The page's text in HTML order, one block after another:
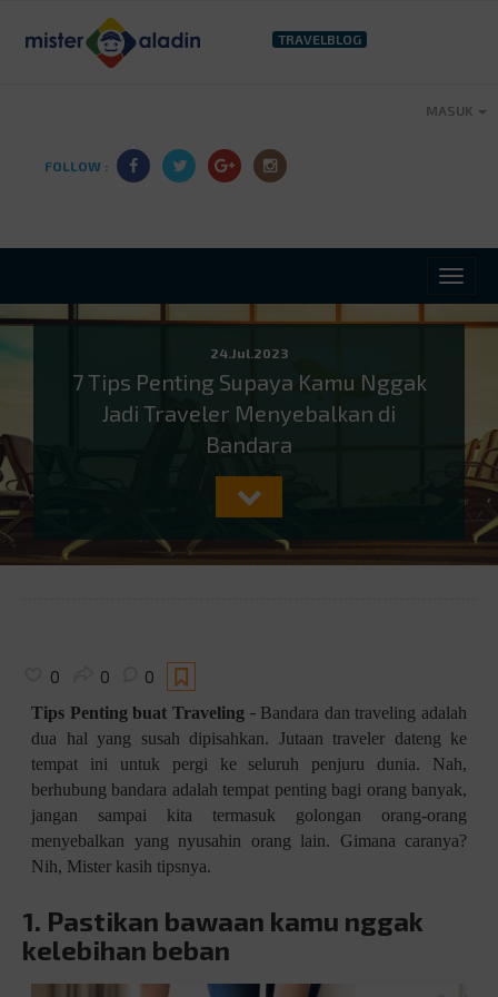
TRAVELBLOG
FOLLOW :
MASUK
24.Jul.2023
7 Tips Penting Supaya Kamu Nggak
Jadi Traveler Menyebalkan di
Bandara
0 0 0
Tips Penting buat Traveling - Bandara dan traveling adalah
dua hal yang susah dipisahkan. Jutaan traveler dateng ke
tempat ini untuk pergi ke seluruh penjuru dunia. Nah,
berhubung bandara adalah tempat penting bagi orang banyak,
jangan sampai kita termasuk golongan orang-orang
menyebalkan yang nyusahin orang lain. Gimana caranya?
Nih, Mister kasih tipsnya.
1. Pastikan bawaan kamu nggak
kelebihan beban